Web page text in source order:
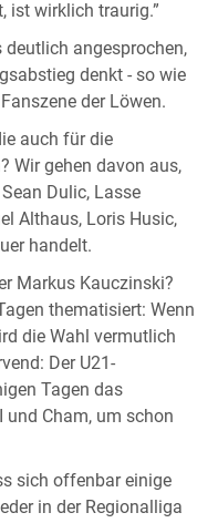
ist wirklich traurig.”
deutlich angesprochen,
denkt - so wie
der Löwen.
auch für die
Wir gehen davon aus,
Dulic, Lasse
Althaus, Loris Husic,
handelt.
Markus Kauczinski?
thematisiert: Wenn
die Wahl vermutlich
Der U21-
Tagen das
und Cham, um schon
sich offenbar einige
in der Regionalliga